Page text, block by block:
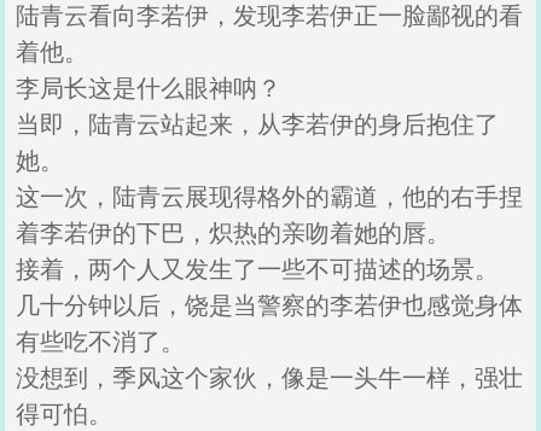
陆青云看向李若伊，发现李若伊正一脸鄙视的看
着他。
李局长这是什么眼神呐？
当即，陆青云站起来，从李若伊的身后抱住了
她。
这一次，陆青云展现得格外的霸道，他的右手捏
着李若伊的下巴，炽热的亲吻着她的唇。
接着，两个人又发生了一些不可描述的场景。
几十分钟以后，饶是当警察的李若伊也感觉身体
有些吃不消了。
没想到，季风这个家伙，像是一头牛一样，强壮
得可怕。